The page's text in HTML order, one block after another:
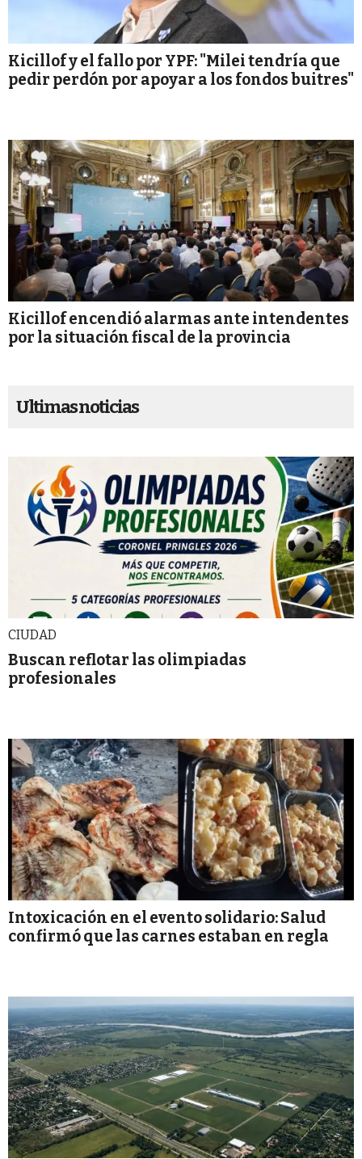
Kicillof y el fallo por YPF: "Milei tendría que
pedir perdón por apoyar a los fondos buitres"
Kicillof encendió alarmas ante intendentes
por la situación fiscal de la provincia
Ultimas noticias
CIUDAD
Buscan reflotar las olimpiadas
profesionales
Intoxicación en el evento solidario: Salud
confirmó que las carnes estaban en regla